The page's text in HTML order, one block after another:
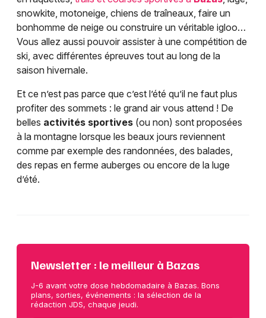
snowkite, motoneige, chiens de traîneaux, faire un
bonhomme de neige ou construire un véritable igloo…
Vous allez aussi pouvoir assister à une compétition de
ski, avec différentes épreuves tout au long de la
saison hivernale.
Et ce n’est pas parce que c’est l’été qu’il ne faut plus
profiter des sommets : le grand air vous attend ! De
belles activités sportives (ou non) sont proposées
à la montagne lorsque les beaux jours reviennent
comme par exemple des randonnées, des balades,
des repas en ferme auberges ou encore de la luge
d’été.
Newsletter : le meilleur à Bazas
J-6 avant votre dose hebdomadaire à Bazas. Bons
plans, sorties, événements : la sélection de la
rédaction JDS, chaque jeudi.